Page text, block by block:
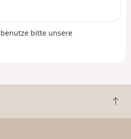
bitte unsere
Z
u